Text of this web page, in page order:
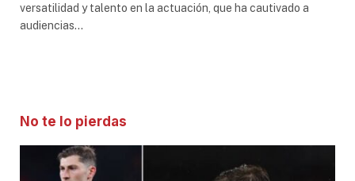
versatilidad y talento en la actuación, que ha cautivado a
audiencias…
No te lo pierdas